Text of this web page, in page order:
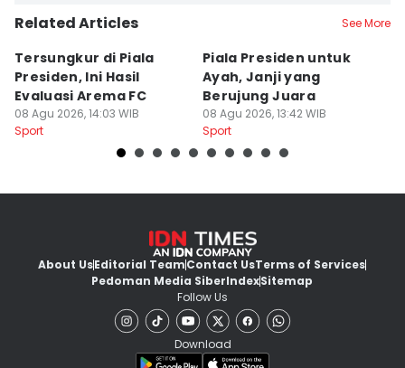
Related Articles See More
Tersungkur di Piala
Presiden, Ini Hasil
Evaluasi Arema FC
08 Agu 2026, 14:03 WIB
Sport
Piala Presiden untuk
Ayah, Janji yang
Berujung Juara
08 Agu 2026, 13:42 WIB
Sport
About UsEditorial TeamContact UsTerms of Services
Pedoman Media SiberIndexSitemap
Follow Us
Download